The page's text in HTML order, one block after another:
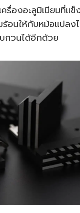
ครื่องอะลูมิเนียมที่แข็
ร้อนให้กับหม้อแปลง
กวนได้อีกด้วย